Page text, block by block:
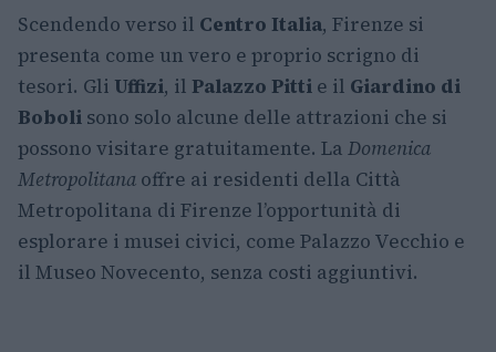
Scendendo verso il Centro Italia, Firenze si
presenta come un vero e proprio scrigno di
tesori. Gli Uffizi, il Palazzo Pitti e il Giardino di
Boboli sono solo alcune delle attrazioni che si
possono visitare gratuitamente. La Domenica
Metropolitana offre ai residenti della Città
Metropolitana di Firenze l’opportunità di
esplorare i musei civici, come Palazzo Vecchio e
il Museo Novecento, senza costi aggiuntivi.